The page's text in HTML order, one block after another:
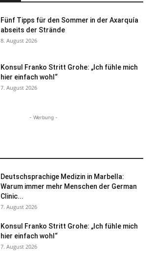
Fünf Tipps für den Sommer in der Axarquía
abseits der Strände
8. August 2026
Konsul Franko Stritt Grohe: „Ich fühle mich
hier einfach wohl“
7. August 2026
- Werbung -
Deutschsprachige Medizin in Marbella:
Warum immer mehr Menschen der German
Clinic...
7. August 2026
Konsul Franko Stritt Grohe: „Ich fühle mich
hier einfach wohl“
7. August 2026